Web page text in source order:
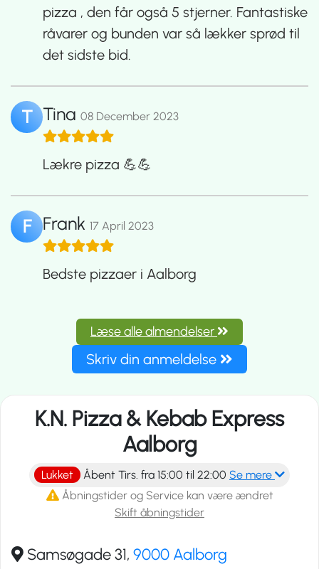
pizza , den får også 5 stjerner. Fantastiske
råvarer og bunden var så lækker sprød til
det sidste bid.
T Tina 08 December 2023
Lækre pizza 💪💪
F Frank 17 April 2023
Bedste pizzaer i Aalborg
Læse alle almendelser
Skriv din anmeldelse
K.N. Pizza & Kebab Express
Aalborg
Lukket Åbent Tirs. fra 15:00 til 22:00 Se mere
Åbningstider og Service kan være ændret
Skift åbningstider
Samsøgade 31, 9000 Aalborg